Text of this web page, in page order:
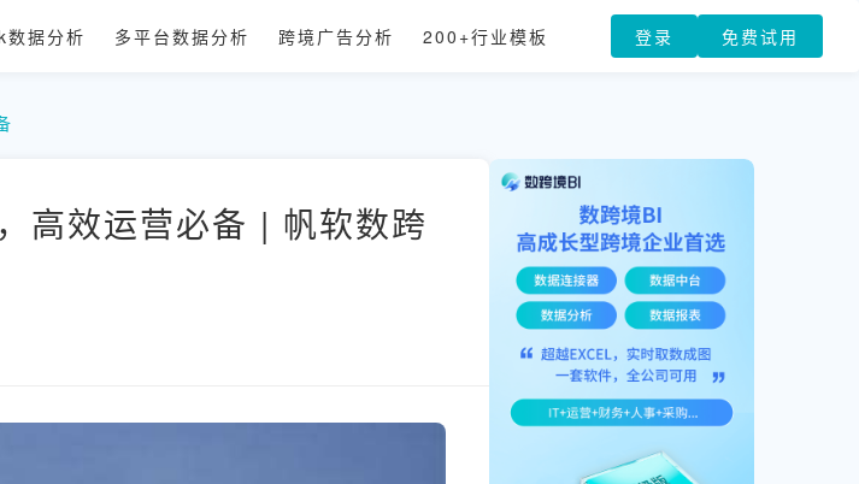
据分析 多平台数据分析 跨境广告分析 200+行业模板 登录 免费试用
高效运营必备 | 帆软数跨